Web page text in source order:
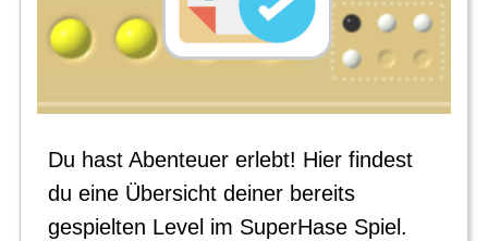
Du hast Abenteuer erlebt! Hier findest
du eine Übersicht deiner bereits
gespielten Level im SuperHase Spiel.